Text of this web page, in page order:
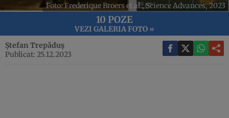
Foto: Frederique Broers et al., Science Advances, 2023
10 POZE
VEZI GALERIA FOTO »
Ștefan Trepăduș
Publicat: 25.12.2023